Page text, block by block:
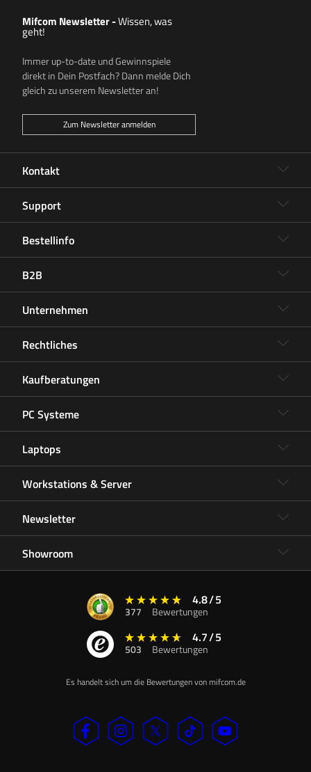
Kontakt
Support
Bestellinfo
B2B
Unternehmen
Rechtliches
Kaufberatungen
PC Systeme
Laptops
Workstations & Server
Newsletter
Showroom
Mifcom Newsletter -Wissen, was
geht!
Immer up-to-date und Gewinnspiele
direkt in Dein Postfach? Dann melde Dich
gleich zu unserem Newsletter an!
Zum Newsletter anmelden
4.8/5
377 Bewertungen
4.7/5
503 Bewertungen
Es handelt sich um die Bewertungen von mifcom.de